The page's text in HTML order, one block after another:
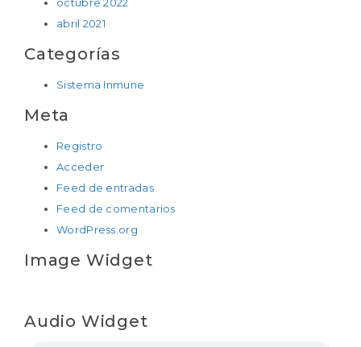
abril 2021
Categorías
Sistema Inmune
Meta
Registro
Acceder
Feed de entradas
Feed de comentarios
WordPress.org
Image Widget
Audio Widget